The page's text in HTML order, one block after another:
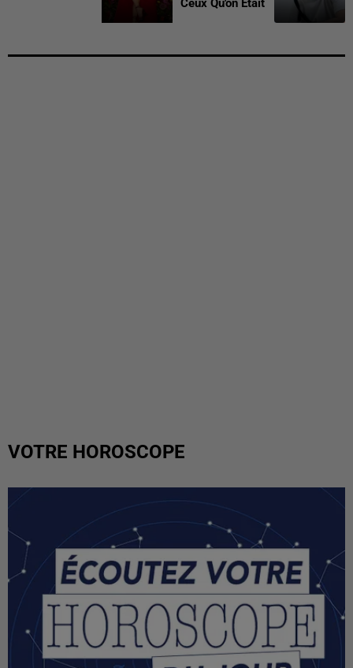
Ceux Qu'on Etait
VOTRE HOROSCOPE